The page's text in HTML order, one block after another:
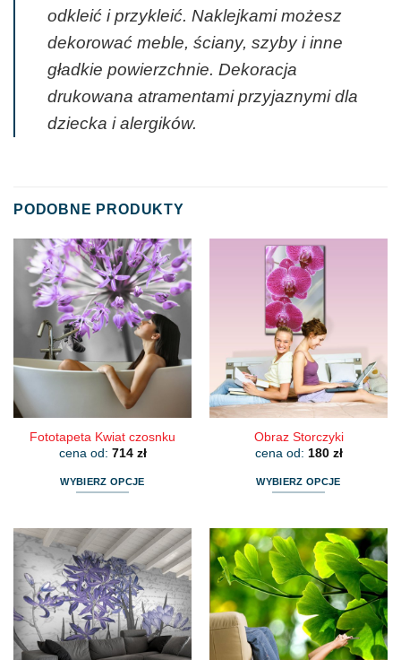
odkleić i przykleić. Naklejkami możesz
dekorować meble, ściany, szyby i inne
gładkie powierzchnie. Dekoracja
drukowana atramentami przyjaznymi dla
dziecka i alergików.
PODOBNE PRODUKTY
Fototapeta Kwiat czosnku
cena od: 714 zł
WYBIERZ OPCJE
ma
wiele
wariantów.
Opcje
można
wybrać
na
Obraz Storczyki
cena od: 180 zł
WYBIERZ OPCJE
ma
wiele
wariantów.
Opcje
można
wybrać
na